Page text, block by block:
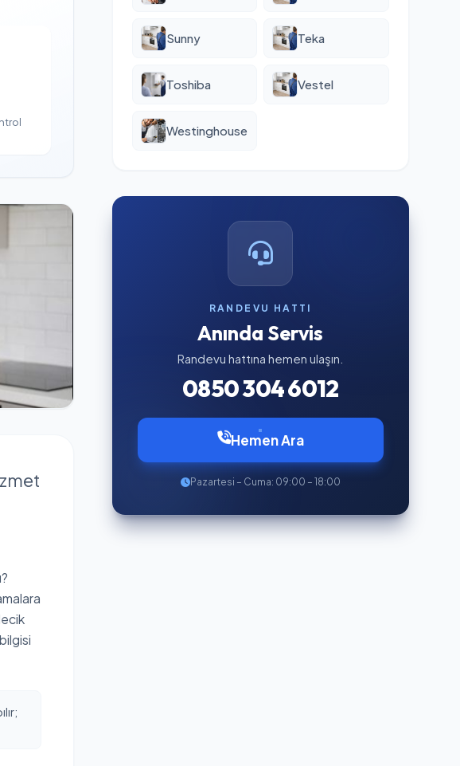
Sunny Teka
Toshiba Vestel
Westinghouse
RANDEVU HATTI
Anında Servis
Randevu hattına hemen ulaşın.
0850 304 6012
Hemen Ara
Pazartesi – Cuma: 09:00 – 18:00